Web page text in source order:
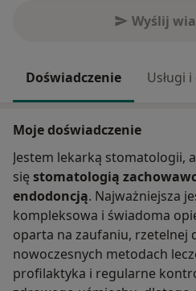
Wyślij
Doświadczenie Usługi
Moje doświadczenie
Jestem lekarką stomatologii,
się stomatologią
endodoncją. Najważniejsza
kompleksowa i świadoma
oparta na zaufaniu, rzetelnej
nowoczesnych metodach
profilaktyka i regularne